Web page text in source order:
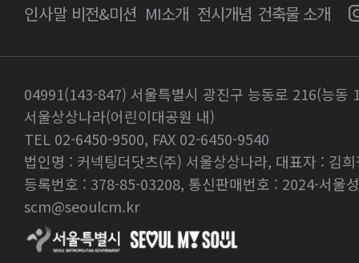
인사말 비전&미션 MI소개 전시개념 건축물 소개
04991(143-847) 서울특별시 광진구 능동로 216(능동
서울상상나라(어린이대공원 내)
TEL 02-6450-9500, FAX 02-6450-9540
법인명 : 커넥팅더닷츠(주) 서울상상나라, 대표자 : 김
등록번호 : 378-85-03208, 통신판매번호 : 2024-서울
scm@seoulcm.kr